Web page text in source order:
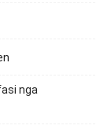
nga